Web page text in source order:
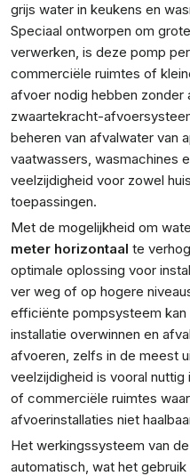
grijs water in keukens en
Speciaal ontworpen om
verwerken, is deze pomp
commerciële ruimtes of
afvoer nodig hebben zonder
zwaartekracht-
beheren van afvalwater van
vaatwassers, wasmachines
veelzijdigheid voor zowel
toepassingen.
Met de mogelijkheid om
meter horizontaal te
optimale oplossing voor
ver weg of op hogere
efficiënte pompsysteem
installatie overwinnen en
afvoeren, zelfs in de meest
veelzijdigheid is vooral
of commerciële ruimtes
afvoerinstallaties niet
Het werkingssysteem van de
automatisch, wat het